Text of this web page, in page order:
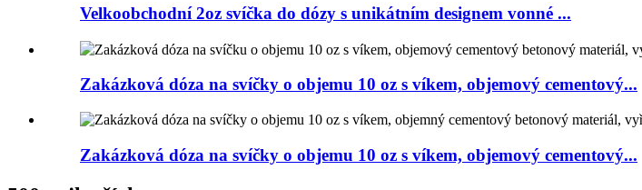
Velkoobchodní 2oz svíčka do dózy s unikátním designem vonné ...
Zakázková dóza na svíčky o objemu 10 oz s víkem, objemový cementový...
Zakázková dóza na svíčky o objemu 10 oz s víkem, objemový cementový...